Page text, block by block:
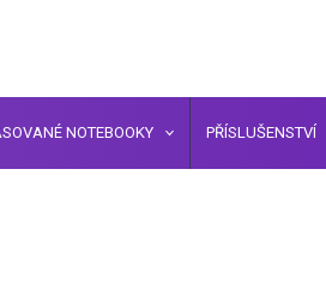
NOTEBOOKY PŘÍSLUŠENSTVÍ